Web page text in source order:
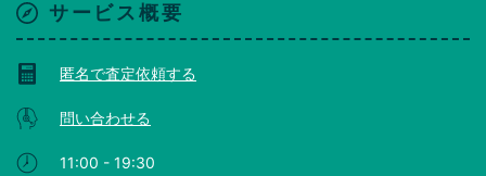
サービス概要
匿名で査定依頼する
問い合わせる
11:00 - 19:30